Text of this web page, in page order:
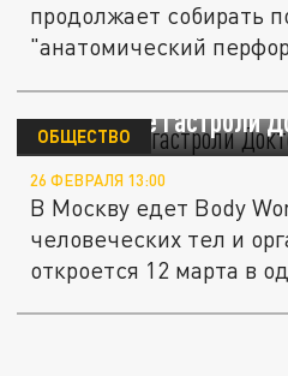
продолжает собирать
"анатомический
Московские гастроли
ОБЩЕСТВО
26 ФЕВРАЛЯ 13:00
В Москву едет Body
человеческих тел и
откроется 12 марта в